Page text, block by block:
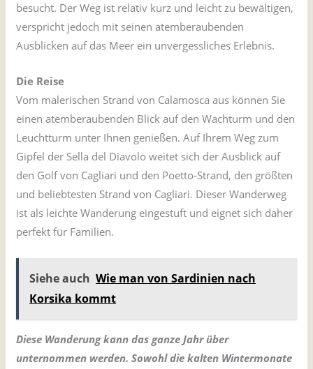
besucht. Der Weg ist relativ kurz und leicht zu bewältigen,
verspricht jedoch mit seinen atemberaubenden
Ausblicken auf das Meer ein unvergessliches Erlebnis.
Die Reise
Vom malerischen Strand von Calamosca aus können Sie
einen atemberaubenden Blick auf den Wachturm und den
Leuchtturm unter Ihnen genießen. Auf Ihrem Weg zum
Gipfel der Sella del Diavolo weitet sich der Ausblick auf
den Golf von Cagliari und den Poetto-Strand, den größten
und beliebtesten Strand von Cagliari. Dieser Wanderweg
ist als leichte Wanderung eingestuft und eignet sich daher
perfekt für Familien.
Siehe auch Wie man von Sardinien nach
Korsika kommt
Diese Wanderung kann das ganze Jahr über
unternommen werden. Sowohl die kalten Wintermonate